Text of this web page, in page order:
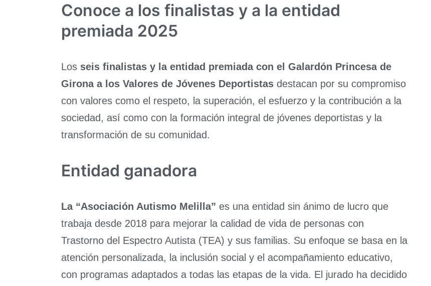
Conoce a los finalistas y a la entidad
premiada 2025
Los seis finalistas y la entidad premiada con el Galardón Princesa de
Girona a los Valores de Jóvenes Deportistas destacan por su compromiso
con valores como el respeto, la superación, el esfuerzo y la contribución a la
sociedad, así como con la formación integral de jóvenes deportistas y la
transformación de su comunidad.
Entidad ganadora
La “Asociación Autismo Melilla” es una entidad sin ánimo de lucro que
trabaja desde 2018 para mejorar la calidad de vida de personas con
Trastorno del Espectro Autista (TEA) y sus familias. Su enfoque se basa en la
atención personalizada, la inclusión social y el acompañamiento educativo,
con programas adaptados a todas las etapas de la vida. El jurado ha decidido